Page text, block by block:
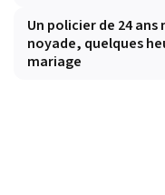
Un policier de 24
noyade, quelques
mariage